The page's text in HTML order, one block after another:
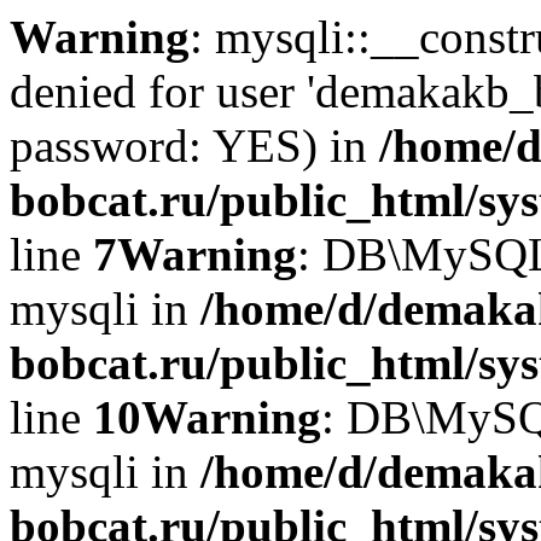
Warning:
denied for user
password: YES) in /home/
bobcat.ru/public_html/
line 7Warning:
mysqli in /home/d/
bobcat.ru/public_html/
line 10Warning:
mysqli in /home/d/
bobcat.ru/public_html/